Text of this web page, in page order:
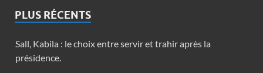
PLUS RÉCENTS
Sall, Kabila : le choix entre servir et trahir après la
présidence.